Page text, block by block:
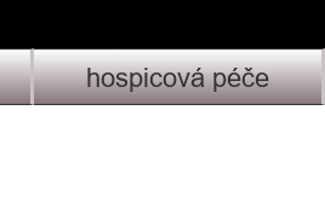
hospicová péče